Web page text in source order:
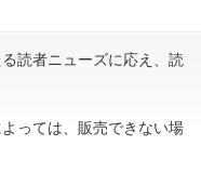
読者ニューズに応え、読
っては、販売できない場